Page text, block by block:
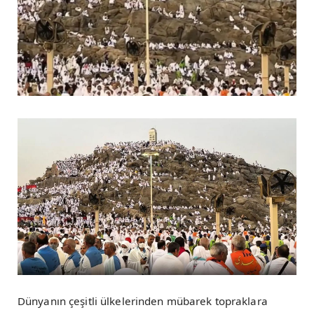
Dünyanın çeşitli ülkelerinden mübarek topraklara